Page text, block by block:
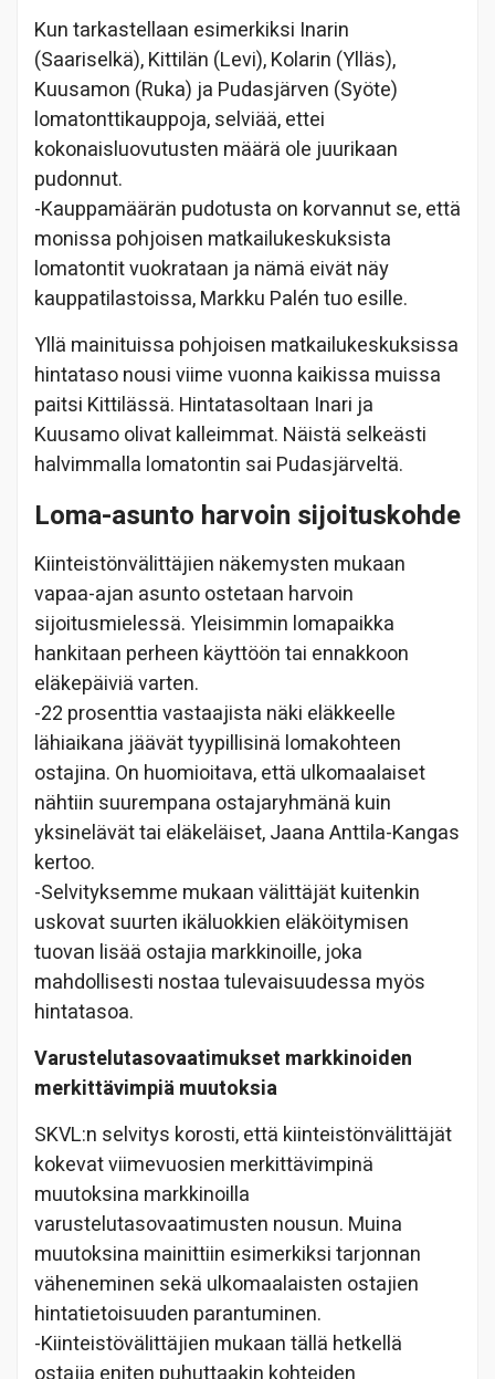
Kun tarkastellaan esimerkiksi Inarin
(Saariselkä), Kittilän (Levi), Kolarin (Ylläs),
Kuusamon (Ruka) ja Pudasjärven (Syöte)
lomatonttikauppoja, selviää, ettei
kokonaisluovutusten määrä ole juurikaan
pudonnut.
-Kauppamäärän pudotusta on korvannut se, että
monissa pohjoisen matkailukeskuksista
lomatontit vuokrataan ja nämä eivät näy
kauppatilastoissa, Markku Palén tuo esille.
Yllä mainituissa pohjoisen matkailukeskuksissa
hintataso nousi viime vuonna kaikissa muissa
paitsi Kittilässä. Hintatasoltaan Inari ja
Kuusamo olivat kalleimmat. Näistä selkeästi
halvimmalla lomatontin sai Pudasjärveltä.
Loma-asunto harvoin sijoituskohde
Kiinteistönvälittäjien näkemysten mukaan
vapaa-ajan asunto ostetaan harvoin
sijoitusmielessä. Yleisimmin lomapaikka
hankitaan perheen käyttöön tai ennakkoon
eläkepäiviä varten.
-22 prosenttia vastaajista näki eläkkeelle
lähiaikana jäävät tyypillisinä lomakohteen
ostajina. On huomioitava, että ulkomaalaiset
nähtiin suurempana ostajaryhmänä kuin
yksinelävät tai eläkeläiset, Jaana Anttila-Kangas
kertoo.
-Selvityksemme mukaan välittäjät kuitenkin
uskovat suurten ikäluokkien eläköitymisen
tuovan lisää ostajia markkinoille, joka
mahdollisesti nostaa tulevaisuudessa myös
hintatasoa.
Varustelutasovaatimukset markkinoiden
merkittävimpiä muutoksia
SKVL:n selvitys korosti, että kiinteistönvälittäjät
kokevat viimevuosien merkittävimpinä
muutoksina markkinoilla
varustelutasovaatimusten nousun. Muina
muutoksina mainittiin esimerkiksi tarjonnan
väheneminen sekä ulkomaalaisten ostajien
hintatietoisuuden parantuminen.
-Kiinteistövälittäjien mukaan tällä hetkellä